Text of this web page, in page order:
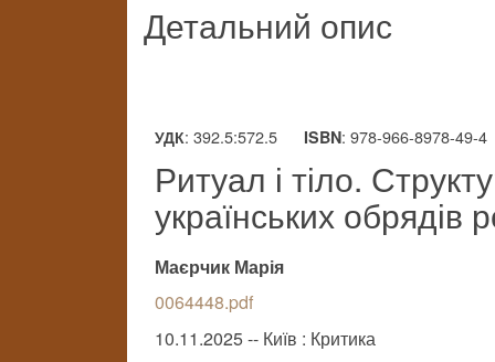
Детальний опис
УДК: 392.5:572.5 ISBN: 978-966-8978-49-4
Ритуал і тіло.
українських обрядів
Маєрчик Марія
0064448.pdf
10.11.2025 -- Київ : Критика